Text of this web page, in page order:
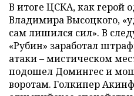
В итоге ЦСКА, как герой
Владимира Высоцкого,
сам лишился сил». В
«Рубин» заработал
атаки – мистическом
подошел Домингес и
воротам. Голкипер